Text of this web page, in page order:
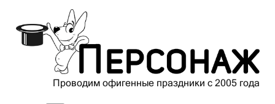
Проводим офигенные праздники с 2005 года